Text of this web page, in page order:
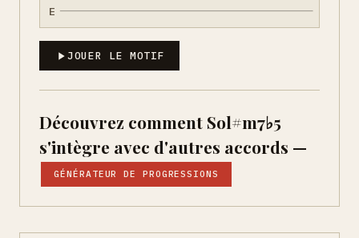
E
JOUER LE MOTIF
Découvrez comment Sol#m7♭5
s'intègre avec d'autres accords —
GÉNÉRATEUR DE PROGRESSIONS